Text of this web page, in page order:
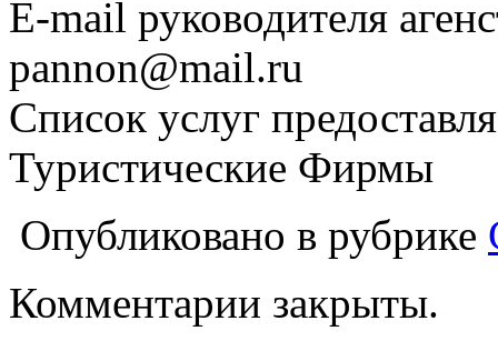
E-mail руководителя
pannon@mail.ru
Список услуг
Туристические Фирмы
Опубликовано в рубрике
Комментарии закрыты.